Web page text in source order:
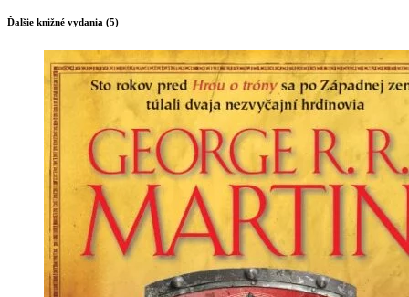
Ďalšie knižné vydania (5)